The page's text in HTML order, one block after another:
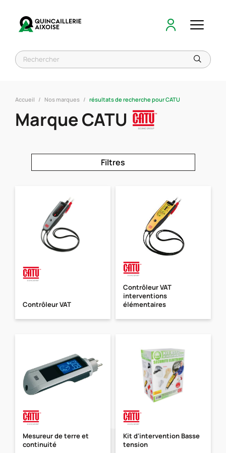
Accueil Nos marques résultats de recherche pour CATU
Marque CATU
Filtres
Contrôleur VAT
Contrôleur VAT
interventions
élémentaires
Mesureur de terre et
continuité
Kit d'intervention Basse
tension